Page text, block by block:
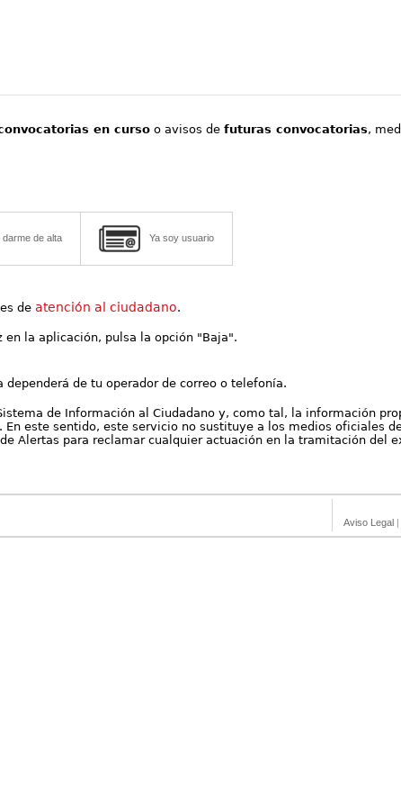
en curso o avisos defuturas convocatorias,
darme de alta Ya soy usuario
deatención al ciudadano.
la aplicación, pulsa la opción "Baja".
de tu operador de correo o telefonía.
de Información al Ciudadano y, como tal, la información
este sentido, este servicio no sustituye a los medios oficiales
Alertas para reclamar cualquier actuación en la tramitación del
Aviso Legal |